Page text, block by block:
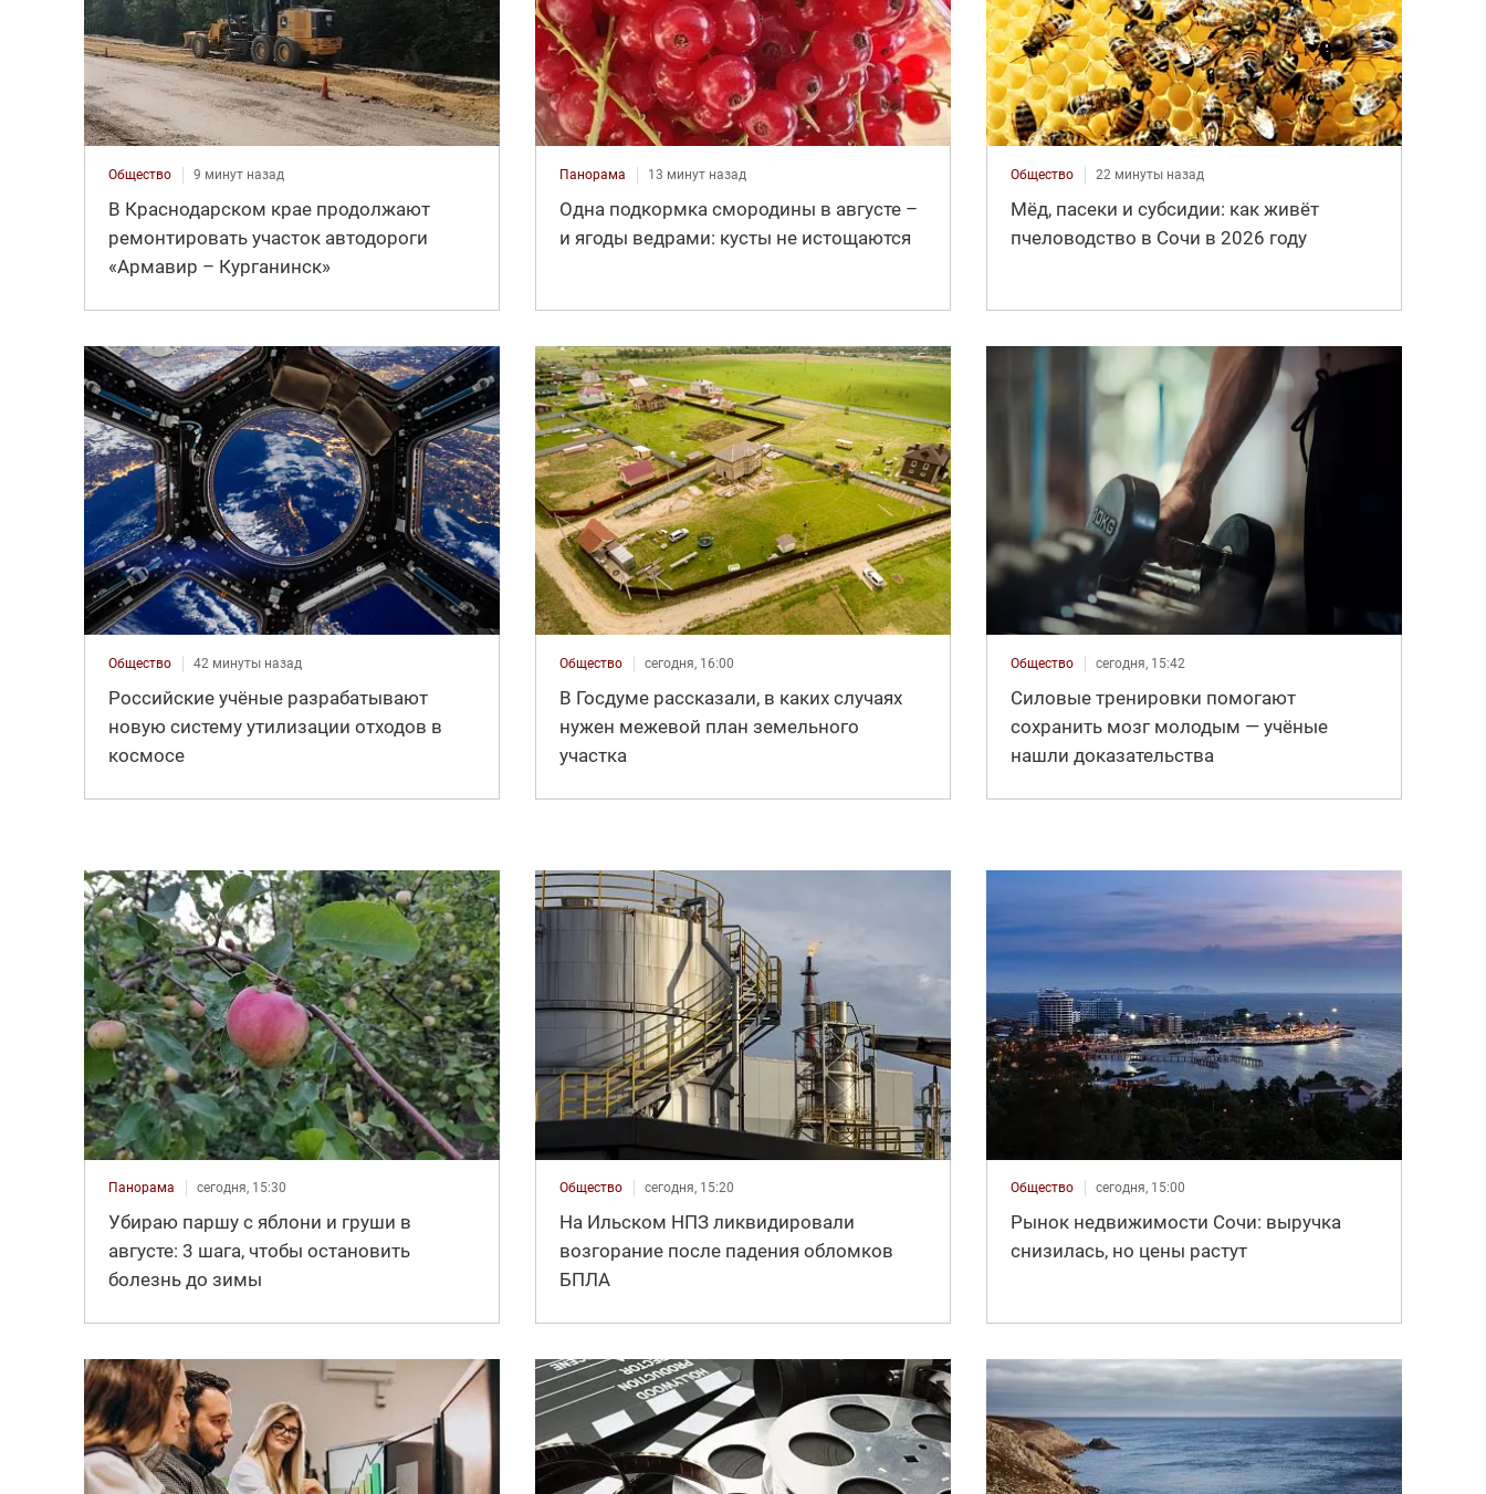
Общество 9 минут назад
В Краснодарском крае продолжают
ремонтировать участок автодороги
«Армавир – Курганинск»
Панорама 13 минут назад
Одна подкормка смородины в августе –
и ягоды ведрами: кусты не истощаются
Общество 22 минуты назад
Мёд, пасеки и субсидии: как живёт
пчеловодство в Сочи в 2026 году
Общество 42 минуты назад
Российские учёные разрабатывают
новую систему утилизации отходов в
космосе
Общество сегодня, 16:00
В Госдуме рассказали, в каких случаях
нужен межевой план земельного
участка
Общество сегодня, 15:42
Силовые тренировки помогают
сохранить мозг молодым — учёные
нашли доказательства
Панорама сегодня, 15:30
Убираю паршу с яблони и груши в
августе: 3 шага, чтобы остановить
болезнь до зимы
Общество сегодня, 15:20
На Ильском НПЗ ликвидировали
возгорание после падения обломков
БПЛА
Общество сегодня, 15:00
Рынок недвижимости Сочи: выручка
снизилась, но цены растут